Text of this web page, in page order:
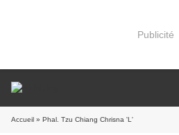
Publicité
Accueil » Phal. Tzu Chiang Chrisna 'L'